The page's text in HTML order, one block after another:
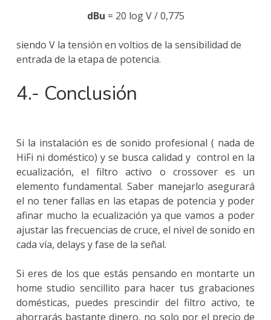
dBu = 20 log V / 0,775
siendo V la tensión en voltios de la sensibilidad de
entrada de la etapa de potencia.
4.- Conclusión
Si la instalación es de sonido profesional ( nada de
HiFi ni doméstico) y se busca calidad y control en la
ecualización, el filtro activo o crossover es un
elemento fundamental. Saber manejarlo asegurará
el no tener fallas en las etapas de potencia y poder
afinar mucho la ecualización ya que vamos a poder
ajustar las frecuencias de cruce, el nivel de sonido en
cada vía, delays y fase de la señal.
Si eres de los que estás pensando en montarte un
home studio sencillito para hacer tus grabaciones
domésticas, puedes prescindir del filtro activo, te
ahorrarás bastante dinero, no solo por el precio de